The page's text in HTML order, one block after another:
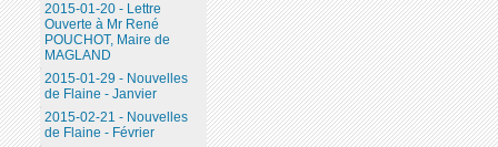
2015-01-20 - Lettre
Ouverte à Mr René
POUCHOT, Maire de
MAGLAND
2015-01-29 - Nouvelles
de Flaine - Janvier
2015-02-21 - Nouvelles
de Flaine - Février